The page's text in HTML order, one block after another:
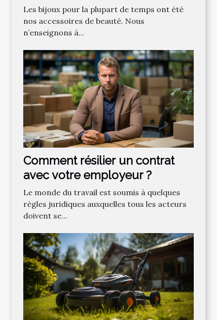
Les bijoux pour la plupart de temps ont été
nos accessoires de beauté. Nous
n’enseignons à...
Comment résilier un contrat
avec votre employeur ?
Le monde du travail est soumis à quelques
règles juridiques auxquelles tous les acteurs
doivent se...